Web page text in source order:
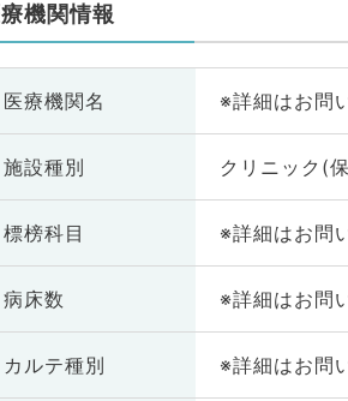
機関情報
医療機関名 ※詳細はお問
施設種別 クリニック(
標榜科目 ※詳細はお問
病床数 ※詳細はお問
カルテ種別 ※詳細はお問